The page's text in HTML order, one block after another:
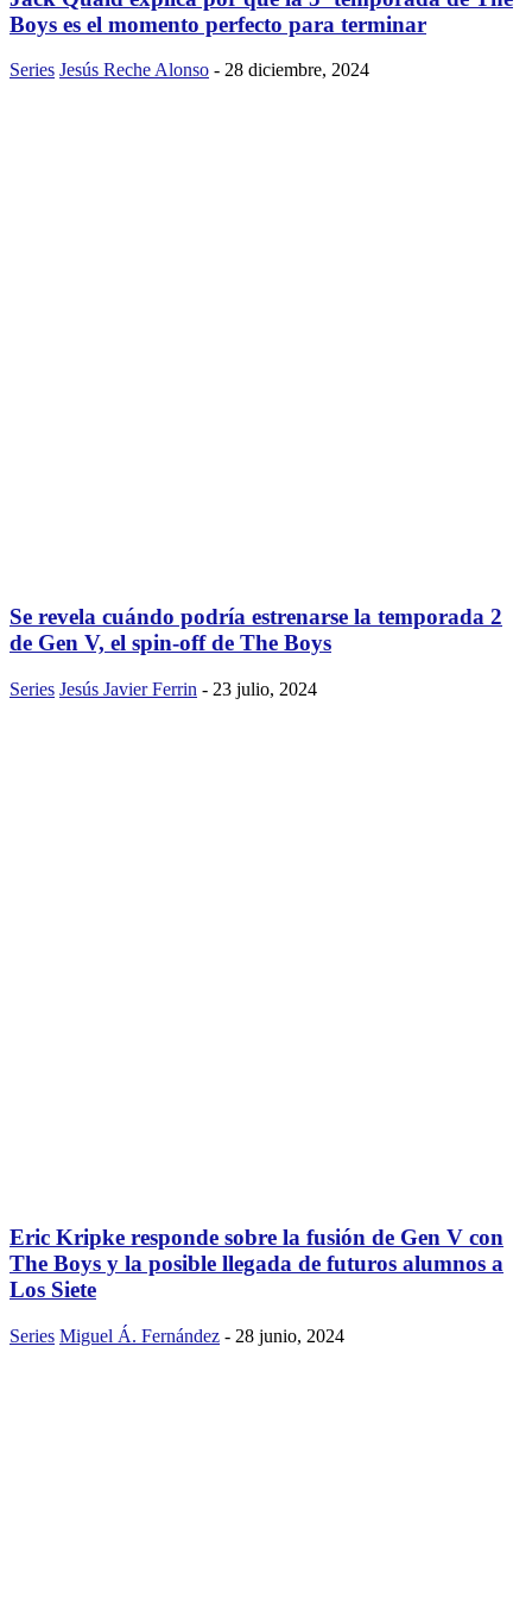
Boys es el momento perfecto para terminar
Series Jesús Reche Alonso - 28 diciembre, 2024
Se revela cuándo podría estrenarse la temporada 2
de Gen V, el spin-off de The Boys
Series Jesús Javier Ferrin - 23 julio, 2024
Eric Kripke responde sobre la fusión de Gen V con
The Boys y la posible llegada de futuros alumnos a
Los Siete
Series Miguel Á. Fernández - 28 junio, 2024